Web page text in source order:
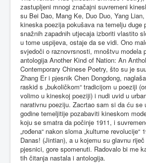
zastupljeni mnogi značajni suvremeni
su Bei Dao, Mang Ke, Duo Duo, Yang
kineska poezija pokušava na temelju duge
snažnih zapadnih utjecaja izboriti vlastito
u tome uspijeva, ostaje da se vidi. Ono
svjedoči o raznovrsnosti, mnoštvu modela
antologija Another Kind of Nation: An
Contemporary Chinese Poetry, što su je
Zhang Er i pjesnik Chen Dongdong,
raskid s „bukoličkom“ tradicijom u poeziji
volimo u kineskoj poeziji) i nudi uvid u
narativnu poeziju. Zacrtao sam si da ću se
godine temeljitije pozabaviti kineskom
koju se smatra da počinje 1911, i
„rođena“ nakon sloma „kulturne revolucije“
Danas! (Jintian), a u kojemu su glavnu
pjesnici, gore spomenuti. Radovalo bi me
tih čitanja nastala i antologija.